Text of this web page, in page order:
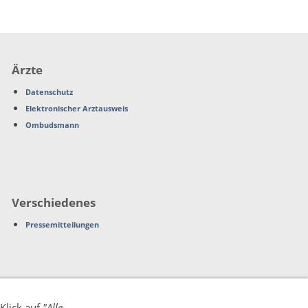
Ärzte
Datenschutz
Elektronischer Arztausweis
Ombudsmann
Verschiedenes
Pressemitteilungen